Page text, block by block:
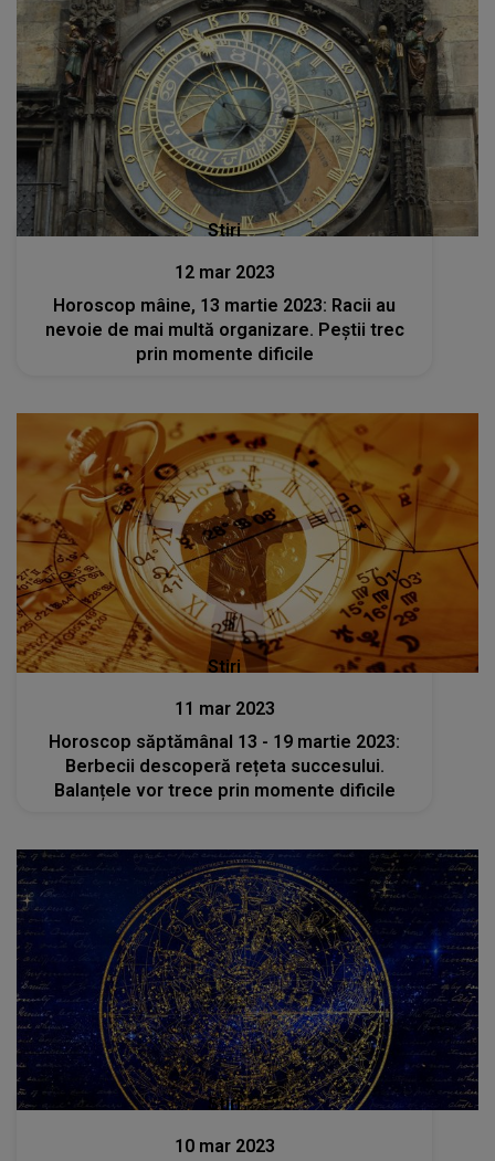
Stiri
12 mar 2023
Horoscop mâine, 13 martie 2023: Racii au
nevoie de mai multă organizare. Peștii trec
prin momente dificile
Stiri
11 mar 2023
Horoscop săptămânal 13 - 19 martie 2023:
Berbecii descoperă rețeta succesului.
Balanțele vor trece prin momente dificile
Stiri
10 mar 2023